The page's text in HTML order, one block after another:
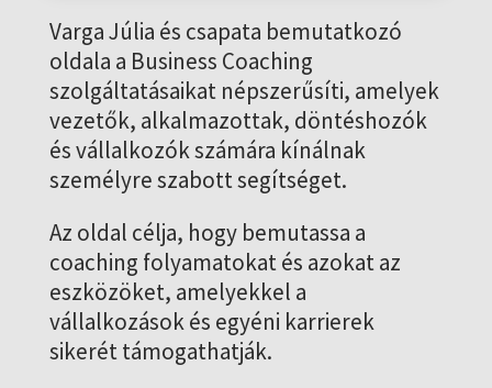
Varga Júlia és csapata bemutatkozó
oldala a Business Coaching
szolgáltatásaikat népszerűsíti, amelyek
vezetők, alkalmazottak, döntéshozók
és vállalkozók számára kínálnak
személyre szabott segítséget.
Az oldal célja, hogy bemutassa a
coaching folyamatokat és azokat az
eszközöket, amelyekkel a
vállalkozások és egyéni karrierek
sikerét támogathatják.